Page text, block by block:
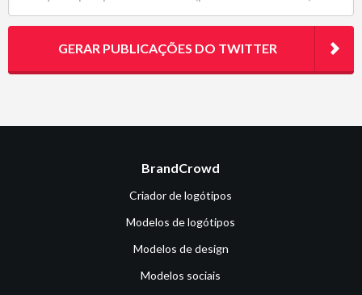
GERAR PUBLICAÇÕES DO TWITTER
BrandCrowd
Criador de logótipos
Modelos de logótipos
Modelos de design
Modelos sociais